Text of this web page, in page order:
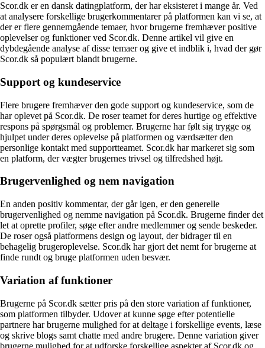
Scor.dk er en dansk datingplatform, der har eksisteret i mange år. Ved
at analysere forskellige brugerkommentarer på platformen kan vi se, at
der er flere gennemgående temaer, hvor brugerne fremhæver positive
oplevelser og funktioner ved Scor.dk. Denne artikel vil give en
dybdegående analyse af disse temaer og give et indblik i, hvad der gør
Scor.dk så populært blandt brugerne.
Support og kundeservice
Flere brugere fremhæver den gode support og kundeservice, som de
har oplevet på Scor.dk. De roser teamet for deres hurtige og effektive
respons på spørgsmål og problemer. Brugerne har følt sig trygge og
hjulpet under deres oplevelse på platformen og værdsætter den
personlige kontakt med supportteamet. Scor.dk har markeret sig som
en platform, der vægter brugernes trivsel og tilfredshed højt.
Brugervenlighed og nem navigation
En anden positiv kommentar, der går igen, er den generelle
brugervenlighed og nemme navigation på Scor.dk. Brugerne finder det
let at oprette profiler, søge efter andre medlemmer og sende beskeder.
De roser også platformens design og layout, der bidrager til en
behagelig brugeroplevelse. Scor.dk har gjort det nemt for brugerne at
finde rundt og bruge platformen uden besvær.
Variation af funktioner
Brugerne på Scor.dk sætter pris på den store variation af funktioner,
som platformen tilbyder. Udover at kunne søge efter potentielle
partnere har brugerne mulighed for at deltage i forskellige events, læse
og skrive blogs samt chatte med andre brugere. Denne variation giver
brugerne mulighed for at udforske forskellige aspekter af Scor.dk og